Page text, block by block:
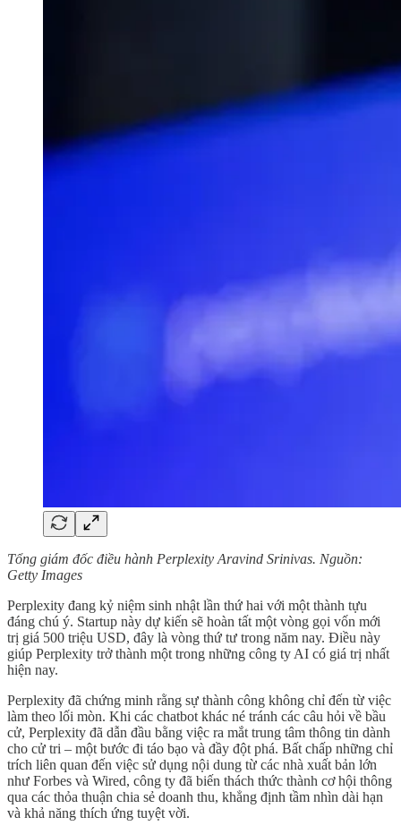
Tổng giám đốc điều hành Perplexity Aravind Srinivas. Nguồn:
Getty Images
Perplexity đang kỷ niệm sinh nhật lần thứ hai với một thành tựu
đáng chú ý. Startup này dự kiến sẽ hoàn tất một vòng gọi vốn mới
trị giá 500 triệu USD, đây là vòng thứ tư trong năm nay. Điều này
giúp Perplexity trở thành một trong những công ty AI có giá trị nhất
hiện nay.
Perplexity đã chứng minh rằng sự thành công không chỉ đến từ việc
làm theo lối mòn. Khi các chatbot khác né tránh các câu hỏi về bầu
cử, Perplexity đã dẫn đầu bằng việc ra mắt trung tâm thông tin dành
cho cử tri – một bước đi táo bạo và đầy đột phá. Bất chấp những chỉ
trích liên quan đến việc sử dụng nội dung từ các nhà xuất bản lớn
như Forbes và Wired, công ty đã biến thách thức thành cơ hội thông
qua các thỏa thuận chia sẻ doanh thu, khẳng định tầm nhìn dài hạn
và khả năng thích ứng tuyệt vời.